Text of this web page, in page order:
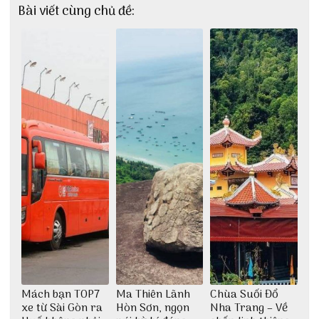
Bài viết cùng chủ đề:
Mách bạn TOP7
xe từ Sài Gòn ra
Ma Thiên Lãnh
Hòn Sơn, ngọn
Chùa Suối Đổ
Nha Trang – Về